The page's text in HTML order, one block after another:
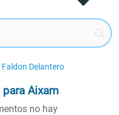
Faldon Delantero
para Aixam
no hay